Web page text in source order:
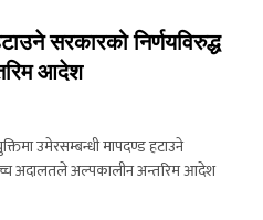
सरकारको निर्णयविरुद्ध
आदेश
उमेरसम्बन्धी मापदण्ड हटाउने
अदालतले अल्पकालीन अन्तरिम आदेश